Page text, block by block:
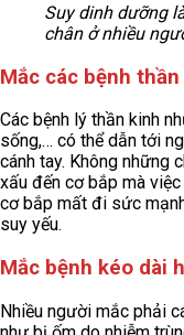
Suy dinh dưỡng
chân ở nhiều
Mắc các bệnh
Các bệnh lý thần kinh
sống,… có thể dẫn tới
cánh tay. Không những
xấu đến cơ bắp mà
cơ bắp mất đi sức
suy yếu.
Mắc bệnh kéo dài
Nhiều người mắc phải